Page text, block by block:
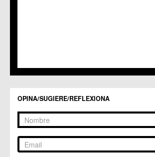
OPINA/SUGIERE/REFLEXIONA